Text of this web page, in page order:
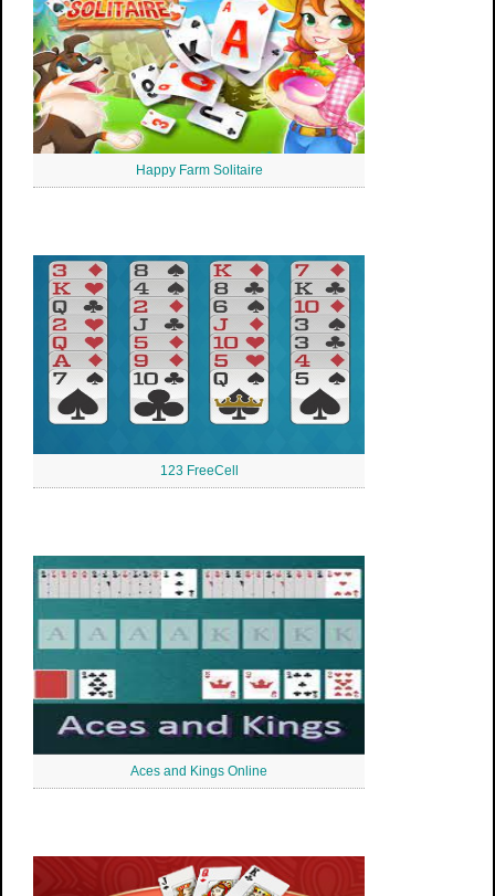
Happy Farm Solitaire
123 FreeCell
Aces and Kings Online